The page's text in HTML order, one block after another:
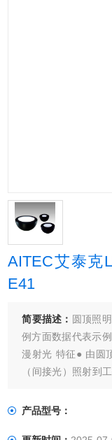
AITEC艾泰克
E41
简要描述： 圆顶照
例方面数据代表示
漫射光 特征● 由圆
（间接光）照射到
广泛应用于电子零
产品型号：